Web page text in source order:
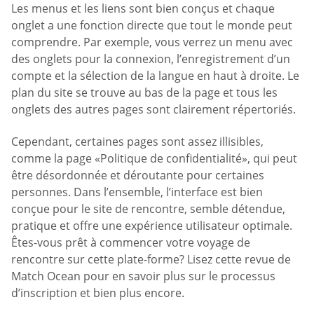
Les menus et les liens sont bien conçus et chaque
onglet a une fonction directe que tout le monde peut
comprendre. Par exemple, vous verrez un menu avec
des onglets pour la connexion, l’enregistrement d’un
compte et la sélection de la langue en haut à droite. Le
plan du site se trouve au bas de la page et tous les
onglets des autres pages sont clairement répertoriés.
Cependant, certaines pages sont assez illisibles,
comme la page «Politique de confidentialité», qui peut
être désordonnée et déroutante pour certaines
personnes. Dans l’ensemble, l’interface est bien
conçue pour le site de rencontre, semble détendue,
pratique et offre une expérience utilisateur optimale.
Êtes-vous prêt à commencer votre voyage de
rencontre sur cette plate-forme? Lisez cette revue de
Match Ocean pour en savoir plus sur le processus
d’inscription et bien plus encore.